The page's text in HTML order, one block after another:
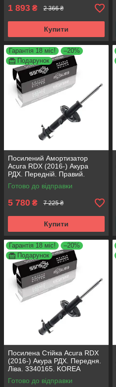
1 893 ₴ 2 366 ₴
Купити
Гарантія 18 міс!
–20%
Подарунок
Посилений Амортизатор
Acura RDX (2016-) Акура
РДХ. Передній. Правий.
3340164. KOREA Аксусс!
Готово до відправки
5 780 ₴ 7 225 ₴
Купити
Гарантія 18 міс!
–20%
Подарунок
Посилена Стійка Acura RDX
(2016-) Акура РДХ. Передня.
Ліва. 3340165. KOREA
Аксусс!
Готово до відправки